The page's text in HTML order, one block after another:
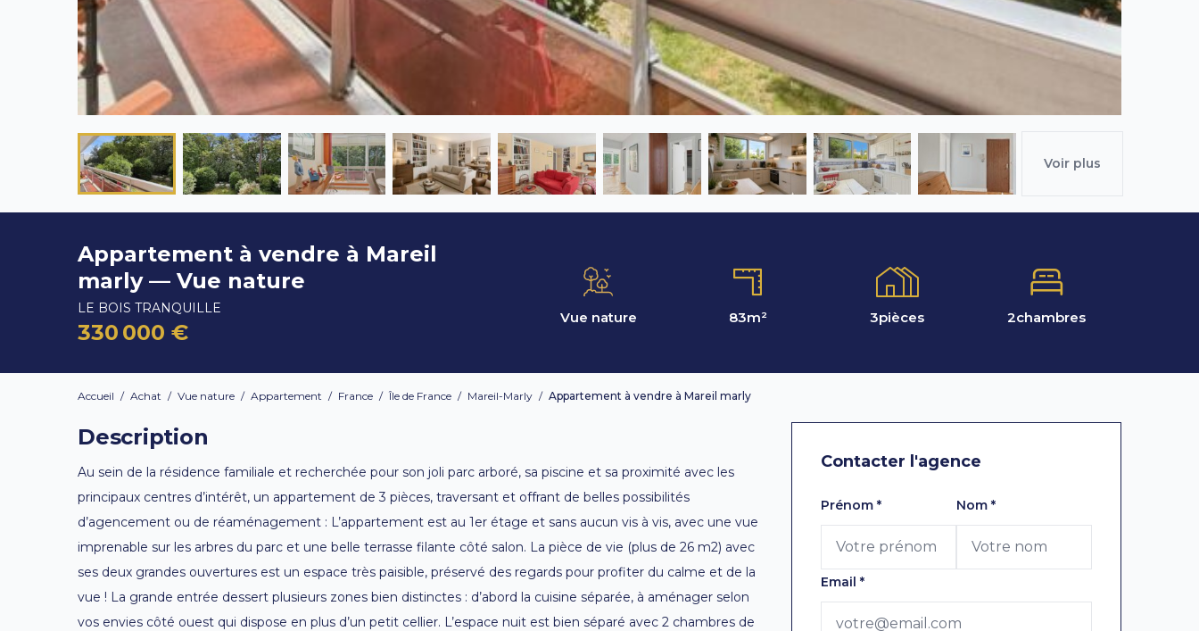
Voir plus
Appartement à vendre à Mareil
marly — Vue nature
LE BOIS TRANQUILLE
330 000 €
Vue nature 83m² 3pièces 2chambres
Accueil / Achat / Vue nature / Appartement / France / Île de France / Mareil-Marly / Appartement à vendre à Mareil marly
Description
Au sein de la résidence familiale et recherchée pour son joli parc arboré, sa piscine et sa proximité avec les
principaux centres d’intérêt, un appartement de 3 pièces, traversant et offrant de belles possibilités
d’agencement ou de réaménagement : L’appartement est au 1er étage et sans aucun vis à vis, avec une vue
imprenable sur les arbres du parc et une belle terrasse filante côté salon. La pièce de vie (plus de 26 m2) avec
ses deux grandes ouvertures est un espace très paisible, préservé des regards pour profiter du calme et de la
vue ! La grande entrée dessert plusieurs zones bien distinctes : d’abord la cuisine séparée, à aménager selon
vos envies côté ouest qui dispose en plus d’un petit cellier. L’espace nuit est bien séparé avec 2 chambres de
Contacter l'agence
Laissez ce champ vide
Prénom * Nom *
Email *